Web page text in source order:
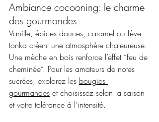
Ambiance cocooning: le charme
des gourmandes
Vanille, épices douces, caramel ou fève
tonka créent une atmosphère chaleureuse.
Une mèche en bois renforce l’effet “feu de
cheminée”. Pour les amateurs de notes
sucrées, explorez les bougies
gourmandes et choisissez selon la saison
et votre tolérance à l’intensité.